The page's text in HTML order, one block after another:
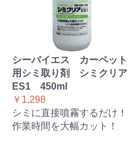
シーバイエス カーペット
用シミ取り剤 シミクリア
ES1 450ml
￥1,298
シミに直接噴霧するだけ！
作業時間を大幅カット！